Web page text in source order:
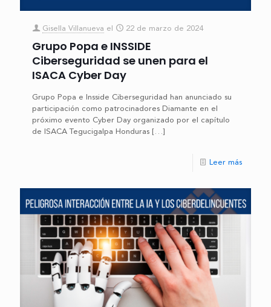
Gisella Villanueva el 22 de marzo de 2024
Grupo Popa e INSSIDE
Ciberseguridad se unen para el
ISACA Cyber Day
Grupo Popa e Insside Ciberseguridad han anunciado su
participación como patrocinadores Diamante en el
próximo evento Cyber Day organizado por el capítulo
de ISACA Tegucigalpa Honduras […]
Leer más